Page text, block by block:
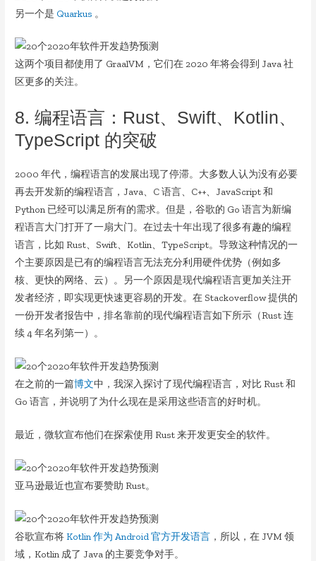
另一个是 Quarkus 。
这两个项目都使用了 GraalVM，它们在 2020 年将会得到 Java 社
区更多的关注。
8. 编程语言：Rust、Swift、Kotlin、
TypeScript 的突破
2000 年代，编程语言的发展出现了停滞。大多数人认为没有必要
再去开发新的编程语言，Java、C 语言、C++、JavaScript 和
Python 已经可以满足所有的需求。但是，谷歌的 Go 语言为新编
程语言大门打开了一扇大门。在过去十年出现了很多有趣的编程
语言，比如 Rust、Swift、Kotlin、TypeScript。导致这种情况的一
个主要原因是已有的编程语言无法充分利用硬件优势（例如多
核、更快的网络、云）。另一个原因是现代编程语言更加关注开
发者经济，即实现更快速更容易的开发。在 Stackoverflow 提供的
一份开发者报告中，排名靠前的现代编程语言如下所示（Rust 连
续 4 年名列第一）。
在之前的一篇博文中，我深入探讨了现代编程语言，对比 Rust 和
Go 语言，并说明了为什么现在是采用这些语言的好时机。
最近，微软宣布他们在探索使用 Rust 来开发更安全的软件。
亚马逊最近也宣布要赞助 Rust。
谷歌宣布将Kotlin 作为 Android 官方开发语言 ，所以，在 JVM 领
域，Kotlin 成了 Java 的主要竞争对手。